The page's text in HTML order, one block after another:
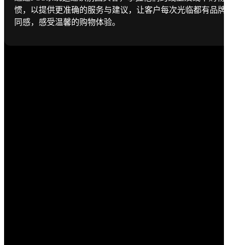
惯，以提供更准确的服务与建议，让客户每次光临都有品牌
同感，感受温馨的购物体验。